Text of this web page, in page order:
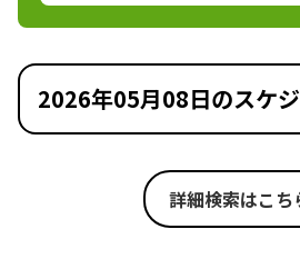
2026年05月08日のスケ
詳細検索はこち